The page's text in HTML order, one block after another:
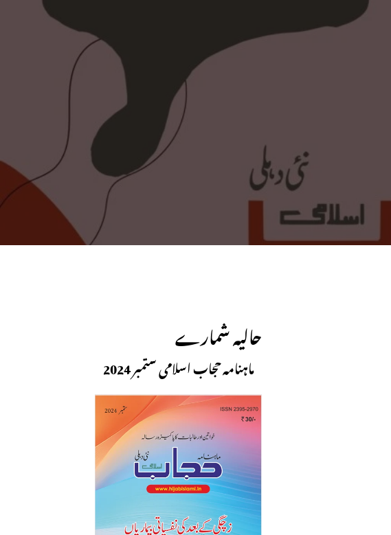
حالیہ شمارے
ماہنامہ حجاب اسلامی ستمبر 2024